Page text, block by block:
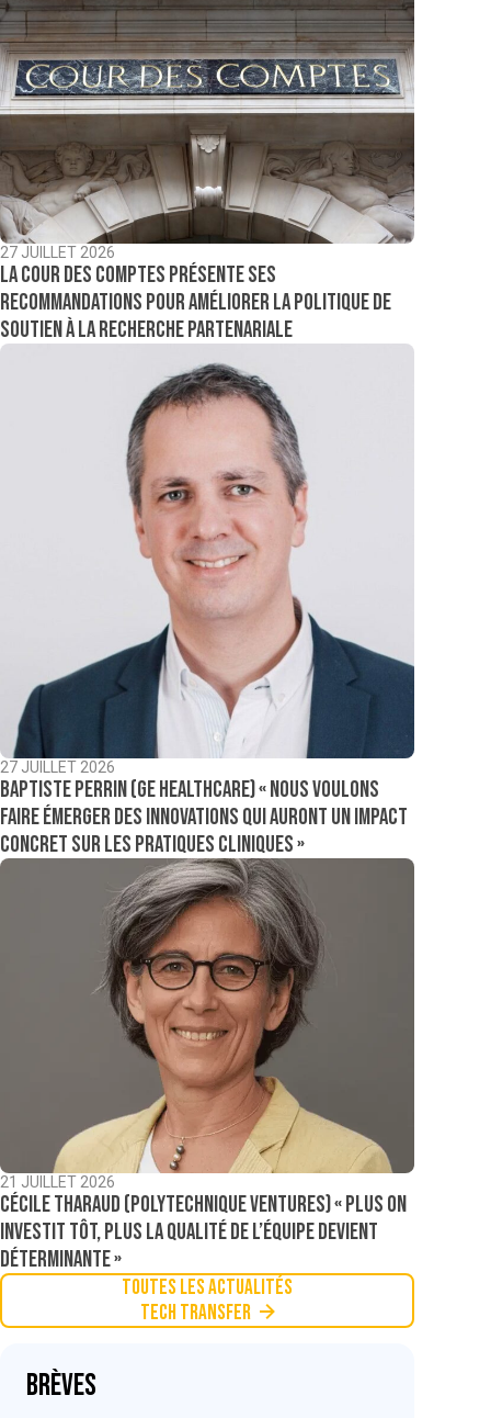
27 JUILLET 2026
La Cour des comptes présente ses
recommandations pour améliorer la politique de
soutien à la recherche partenariale
27 JUILLET 2026
Baptiste Perrin (GE Healthcare) « Nous voulons
faire émerger des innovations qui auront un impact
concret sur les pratiques cliniques »
21 JUILLET 2026
Cécile Tharaud (Polytechnique Ventures) « Plus on
investit tôt, plus la qualité de l’équipe devient
déterminante »
Toutes les actualités
Tech Transfer
Brèves